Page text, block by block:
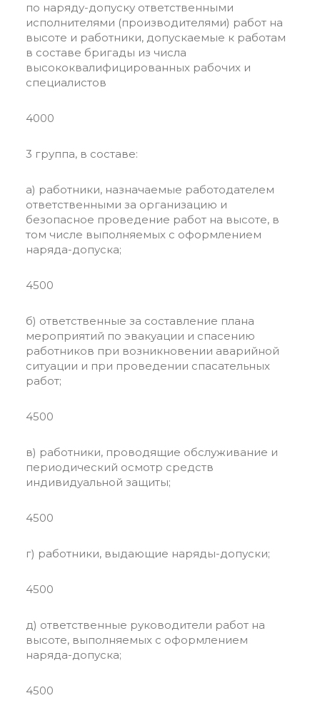
по наряду-допуску ответственными
исполнителями (производителями) работ на
высоте и работники, допускаемые к работам
в составе бригады из числа
высококвалифицированных рабочих и
специалистов
4000
3 группа, в составе:
а) работники, назначаемые работодателем
ответственными за организацию и
безопасное проведение работ на высоте, в
том числе выполняемых с оформлением
наряда-допуска;
4500
б) ответственные за составление плана
мероприятий по эвакуации и спасению
работников при возникновении аварийной
ситуации и при проведении спасательных
работ;
4500
в) работники, проводящие обслуживание и
периодический осмотр средств
индивидуальной защиты;
4500
г) работники, выдающие наряды-допуски;
4500
д) ответственные руководители работ на
высоте, выполняемых с оформлением
наряда-допуска;
4500